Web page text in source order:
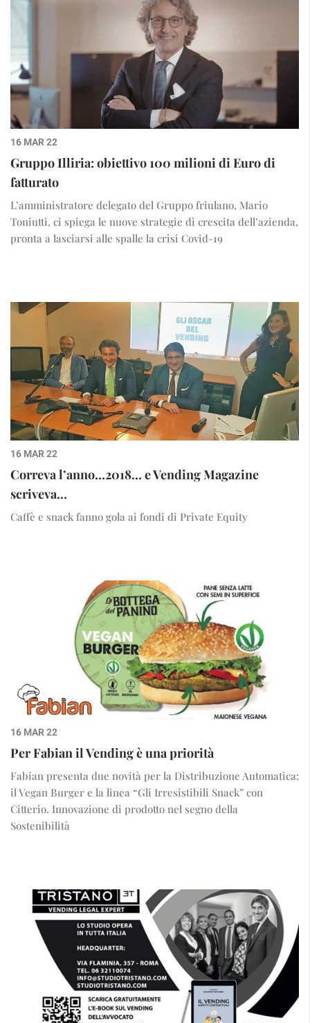
16 MAR 22
Gruppo Illiria: obiettivo 100 milioni di Euro di
fatturato
L’amministratore delegato del Gruppo friulano, Mario
Toniutti, ci spiega le nuove strategie di crescita dell’azienda,
pronta a lasciarsi alle spalle la crisi Covid-19
16 MAR 22
Correva l’anno…2018… e Vending Magazine
scriveva…
Caffè e snack fanno gola ai fondi di Private Equity
16 MAR 22
Per Fabian il Vending è una priorità
Fabian presenta due novità per la Distribuzione Automatica:
il Vegan Burger e la linea “Gli Irresistibili Snack” con
Citterio. Innovazione di prodotto nel segno della
Sostenibilità